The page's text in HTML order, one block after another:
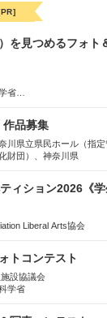
を見つめるフォト
省
作品募集
川県立県民ホール（指定
財団）、神奈川県
ィション2026《学
Liberal Arts協会
トコンテスト
設協議会
学省